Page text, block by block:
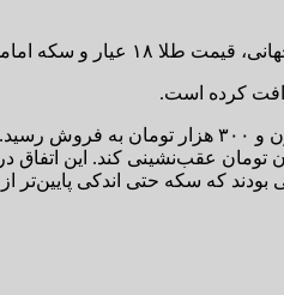
را ضربه‌فنی کرد.
همچنین امروز بازار سکه شاهد کاهش قیمت سکه امامی بود. این فلز گران‌بهای داخلی عصر
۲۹ میلیون و ۲۰۰ هزار تومان را از دست دهد ممکن است فشار فروش در بازار بیشتر شود و سکه تا